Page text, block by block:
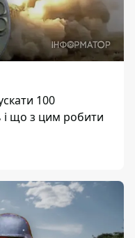
100
і що з цим робити